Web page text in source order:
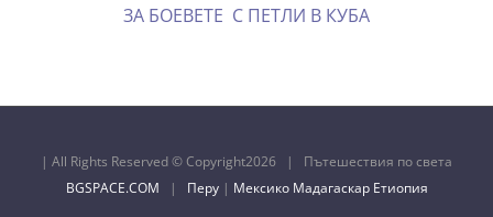
ЗА БОЕВЕТЕ С ПЕТЛИ В КУБА
| All Rights Reserved © Copyright2026 | Пътешествия по света
BGSPACE.COM | Перу | Мексико Мадагаскар Етиопия